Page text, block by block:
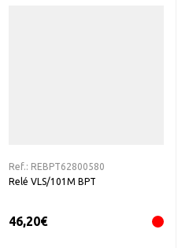
Ref.: REBPT62800580
Relé VLS/101M BPT
46,20€